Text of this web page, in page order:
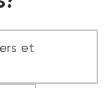
et